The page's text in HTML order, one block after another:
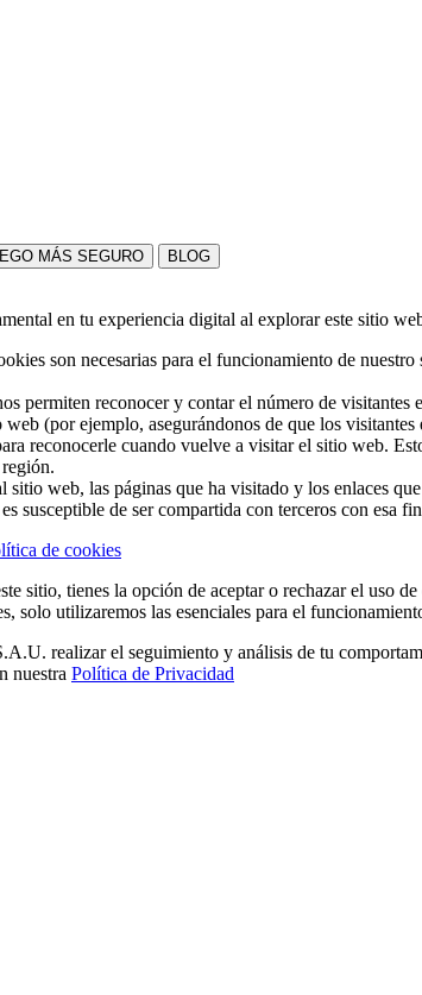
MÁS SEGURO BLOG
en tu experiencia digital al explorar este sitio
son necesarias para el funcionamiento de
permiten reconocer y contar el número de
(por ejemplo, asegurándonos de que los
reconocerle cuando vuelve a visitar el sitio web.
sitio web, las páginas que ha visitado y los enlaces
susceptible de ser compartida con terceros con esa
de cookies
sitio, tienes la opción de aceptar o rechazar el uso
solo utilizaremos las esenciales para el
realizar el seguimiento y análisis de tu
nuestra Política de Privacidad